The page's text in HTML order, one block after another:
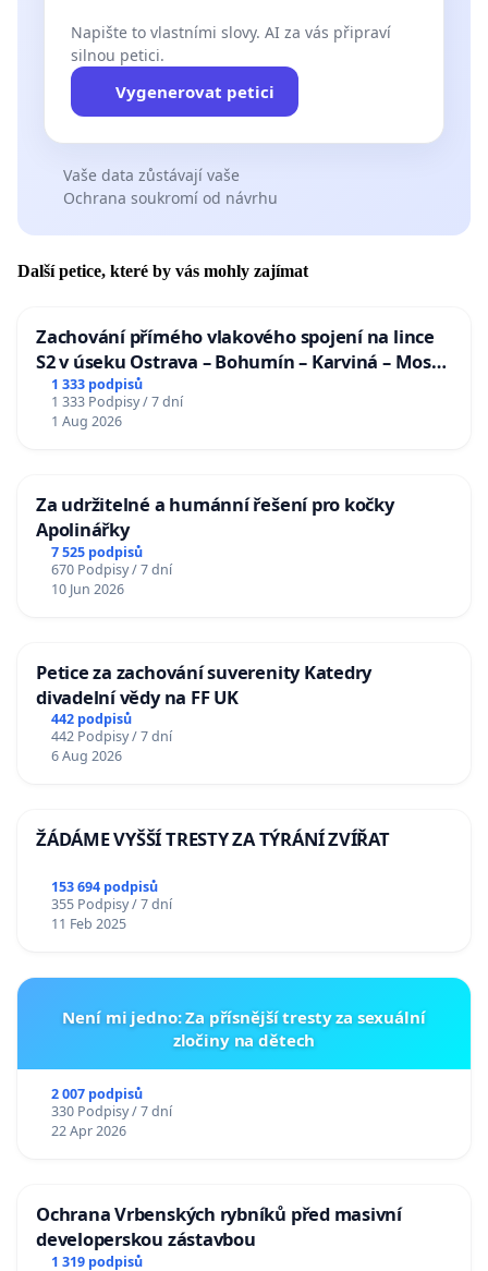
Napište to vlastními slovy. AI za vás připraví
silnou petici.
Vygenerovat petici
Vaše data zůstávají vaše
Ochrana soukromí od návrhu
Další petice, které by vás mohly zajímat
Zachování přímého vlakového spojení na lince
S2 v úseku Ostrava – Bohumín – Karviná – Mosty
u Jablunkova
1 333 podpisů
1 333 Podpisy / 7 dní
1 Aug 2026
Za udržitelné a humánní řešení pro kočky
Apolinářky
7 525 podpisů
670 Podpisy / 7 dní
10 Jun 2026
Petice za zachování suverenity Katedry
divadelní vědy na FF UK
442 podpisů
442 Podpisy / 7 dní
6 Aug 2026
ŽÁDÁME VYŠŠÍ TRESTY ZA TÝRÁNÍ ZVÍŘAT
153 694 podpisů
355 Podpisy / 7 dní
11 Feb 2025
Není mi jedno: Za přísnější tresty za sexuální
zločiny na dětech
2 007 podpisů
330 Podpisy / 7 dní
22 Apr 2026
Ochrana Vrbenských rybníků před masivní
developerskou zástavbou
1 319 podpisů